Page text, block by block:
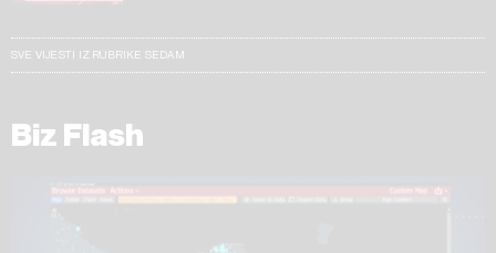
SVE VIJESTI IZ RUBRIKE SEDAM
Biz Flash